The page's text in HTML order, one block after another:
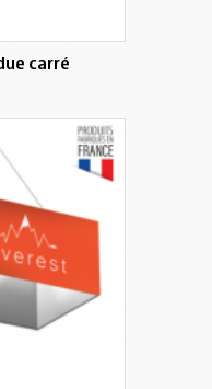
carré